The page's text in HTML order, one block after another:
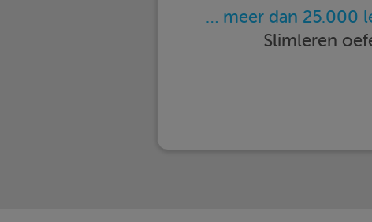
… meer dan 25.000
Slimleren